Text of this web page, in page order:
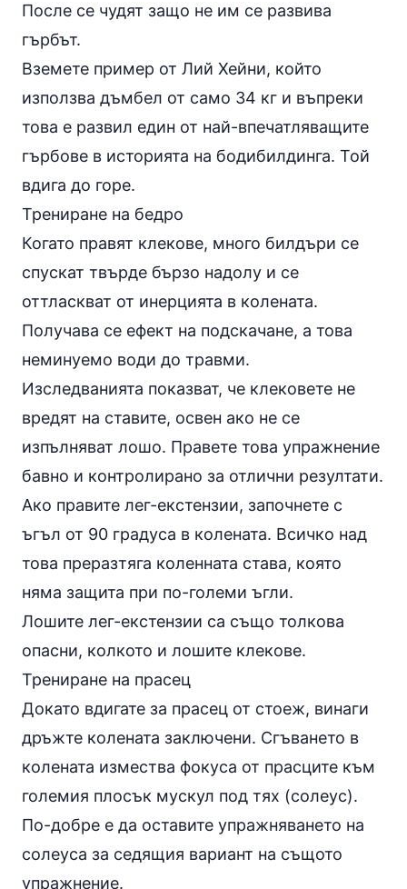
После се чудят защо не им се развива
гърбът.
Вземете пример от Лий Хейни, който
използва дъмбел от само 34 кг и въпреки
това е развил един от най-впечатляващите
гърбове в историята на бодибилдинга. Той
вдига до горе.
Трениране на бедро
Когато правят клекове, много билдъри се
спускат твърде бързо надолу и се
оттласкват от инерцията в колената.
Получава се ефект на подскачане, а това
неминуемо води до травми.
Изследванията показват, че клековете нe
вредят на ставите, освен ако не се
изпълняват лошо. Правете това упражнение
бавно и контролирано за отлични резултати.
Ако правите лег-екстензии, започнете с
ъгъл от 90 градуса в колената. Всичко над
това преразтяга коленната става, която
няма защита при по-големи ъгли.
Лошите лег-екстензии са също толкова
опасни, колкото и лошите клекове.
Трениране на прасец
Докато вдигате за прасец от стоеж, винаги
дръжте колената заключени. Сгъването в
колената измества фокуса от прасците към
големия плосък мускул под тях (солеус).
По-добре е да оставите упражняването на
солеуса за седящия вариант на същото
упражнение.